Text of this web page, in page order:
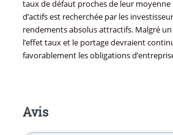
taux de défaut proches de leur moyenne
d’actifs est recherchée par les
rendements absolus attractifs. Malgré
l’effet taux et le portage devraient
favorablement les obligations
Avis